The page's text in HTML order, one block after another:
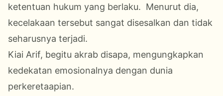
ketentuan hukum yang berlaku. Menurut dia,
kecelakaan tersebut sangat disesalkan dan tidak
seharusnya terjadi.
Kiai Arif, begitu akrab disapa, mengungkapkan
kedekatan emosionalnya dengan dunia
perkeretaapian.